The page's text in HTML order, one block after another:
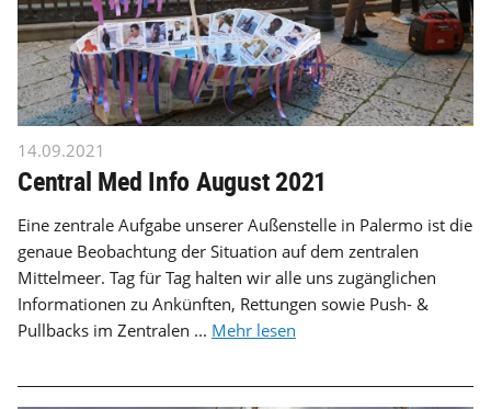
14.09.2021
Central Med Info August 2021
Eine zentrale Aufgabe unserer Außenstelle in Palermo ist die
genaue Beobachtung der Situation auf dem zentralen
Mittelmeer. Tag für Tag halten wir alle uns zugänglichen
Informationen zu Ankünften, Rettungen sowie Push- &
Pullbacks im Zentralen ... Mehr lesen